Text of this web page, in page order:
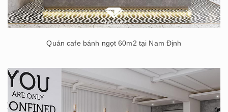
Quán cafe bánh ngọt 60m2 tại Nam Định